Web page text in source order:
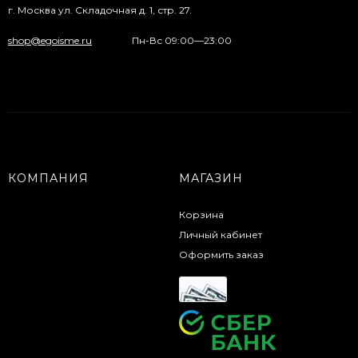
г. Москва ул. Складочная д. 1, стр. 27.
shop@egoisme.ru Пн-Вс 09:00—23:00
КОМПАНИЯ МАГАЗИН
Корзина
Личный кабинет
Оформить заказ